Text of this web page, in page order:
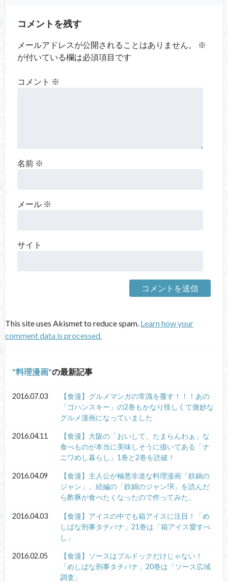
コメントを残す
メールアドレスが公開されることはありません。
※
が付いている欄は必須項目です
コメント ※
名前 ※
メール ※
サイト
This site uses Akismet to reduce spam. Learn how your
comment data is processed.
料理漫画 の最新記事
2016.07.03
【食漫】グルメマンガの常識を覆す！！！あの
「ゴハンスキー」の2巻もかなり怪しくて微妙な
グルメ漫画になっていました
2016.04.11
【食漫】大阪の「おいして、たまらんわぁ」な
食べものが本当に美味しそうに描いてある「ナ
ニワめし暮らし」1巻と2巻を読破！
2016.04.09
【食漫】主人公が極悪非道な料理漫画「鉄鍋の
ジャン」。続編の「鉄鍋のジャン!R」を読んだ
ら酢豚が食べたくなったので作ってみた。
2016.04.03
【食漫】アイスの中でも箱アイスに注目！「め
しばな刑事タチバナ」21巻は「箱アイス愛すべ
し」
2016.02.05
【食漫】ソースはブルドックだけじゃない！
「めしばな刑事タチバナ」20巻は「ソース広域
調査」